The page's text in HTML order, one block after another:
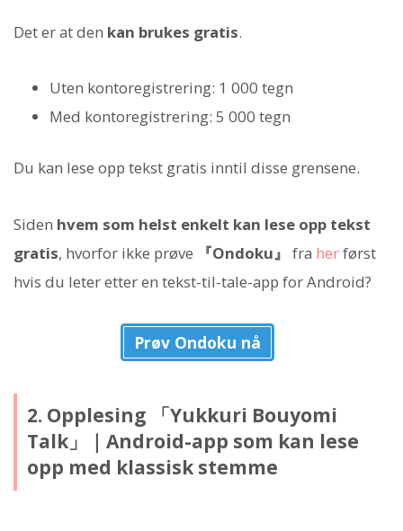
Det er at den kan brukes gratis.
Uten kontoregistrering: 1 000 tegn
Med kontoregistrering: 5 000 tegn
Du kan lese opp tekst gratis inntil disse grensene.
Siden hvem som helst enkelt kan lese opp tekst
gratis, hvorfor ikke prøve 『Ondoku』 fra herførst
hvis du leter etter en tekst-til-tale-app for Android?
Prøv Ondoku nå
2. Opplesing 「Yukkuri Bouyomi
Talk」｜Android-app som kan lese
opp med klassisk stemme